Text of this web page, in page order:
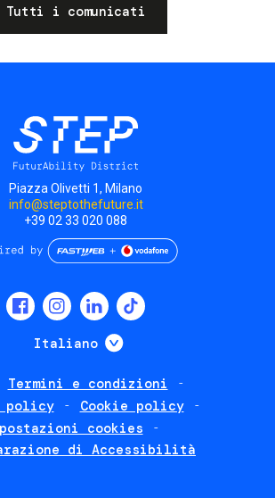
Tutti i comunicati
Piazza Olivetti 1, Milano
info@steptothefuture.it
+39 02 33 020 088
Italiano Mostra ulteriori
Termini e condizioni
policy
Cookie policy
cookies
di Accessibilità